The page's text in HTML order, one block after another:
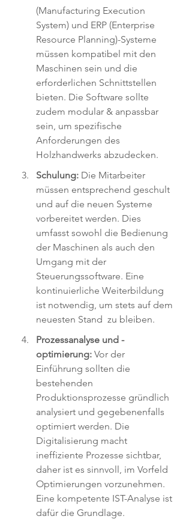
(Manufacturing Execution
System) und ERP (Enterprise
Resource Planning)-Systeme
müssen kompatibel mit den
Maschinen sein und die
erforderlichen Schnittstellen
bieten. Die Software sollte
zudem modular & anpassbar
sein, um spezifische
Anforderungen des
Holzhandwerks abzudecken.
Schulung: Die Mitarbeiter
müssen entsprechend geschult
und auf die neuen Systeme
vorbereitet werden. Dies
umfasst sowohl die Bedienung
der Maschinen als auch den
Umgang mit der
Steuerungssoftware. Eine
kontinuierliche Weiterbildung
ist notwendig, um stets auf dem
neuesten Stand  zu bleiben.
Prozessanalyse und -
optimierung: Vor der
Einführung sollten die
bestehenden
Produktionsprozesse gründlich
analysiert und gegebenenfalls
optimiert werden. Die
Digitalisierung macht
ineffiziente Prozesse sichtbar,
daher ist es sinnvoll, im Vorfeld
Optimierungen vorzunehmen.
Eine kompetente IST-Analyse ist
dafür die Grundlage.